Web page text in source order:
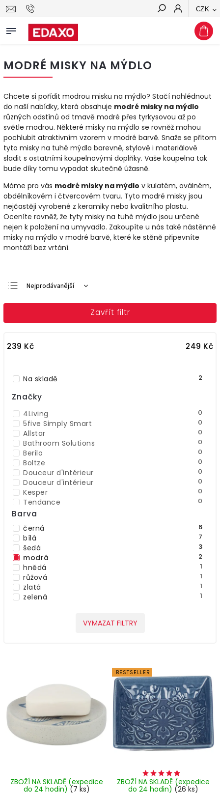
CZK
Hledat
MODRÉ MISKY NA MÝDLO
Chcete si pořídit modrou misku na mýdlo? Stačí nahlédnout
do naší nabídky, která obsahuje modré misky na mýdlo
různých odstínů od tmavě modré přes tyrkysovou až po
světle modrou. Některé misky na mýdlo se rovněž mohou
pochlubit atraktivním vzorem v modré barvě. Snaže se přitom
tyto misky na tuhé mýdlo barevně, stylově i materiálově
sladit s ostatními koupelnovými doplňky. Vaše koupelna tak
bude díky tomu vypadat skutečně úžasně.
Máme pro vás modré misky na mýdlo v kulatém, oválném,
obdélníkovém i čtvercovém tvaru. Tyto modré misky jsou
nejčastěji vyrobené z keramiky nebo kvalitního plastu.
Oceníte rovněž, že tyty misky na tuhé mýdlo jsou určené
nejen k položení na umyvadlo. Zakoupíte u nás také nástěnné
misky na mýdlo v modré barvě, které ke stěně připevníte
montáží bez vrtání.
Doporučujeme
Nejprodávanější
Abecedně
Zavřít filtr
239 Kč 249 Kč
Na skladě 2
Značky
4Living 0
5five Simply Smart 0
Allstar 0
Bathroom Solutions 0
Berilo 0
Boltze 0
Douceur d'intérieur 0
Douceur d'intérieur 0
Kesper 0
Tendance 0
Wenko
Barva
černá 6
bílá 7
šedá 3
modrá 2
hnědá 1
růžová 1
zlatá 1
zelená 1
VYMAZAT FILTRY
ZBOŽÍ NA SKLADĚ (expedice
do 24 hodin) (7 ks)
BESTSELLER
ZBOŽÍ NA SKLADĚ (expedice
do 24 hodin) (26 ks)